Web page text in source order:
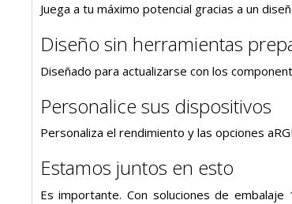
Juega a tu máximo potencial gracias a un
Diseño sin herramientas
Diseñado para actualizarse con los
Personalice sus dispositivos
Personaliza el rendimiento y las opciones
Estamos juntos en esto
Es importante. Con soluciones de